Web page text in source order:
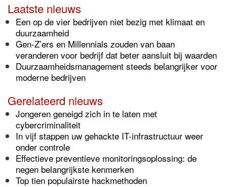
Laatste nieuws
Een op de vier bedrijven niet bezig met klimaat en
duurzaamheid
Gen-Z’ers en Millennials zouden van baan
veranderen voor bedrijf dat beter aansluit bij waarden
Duurzaamheidsmanagement steeds belangrijker voor
moderne bedrijven
Gerelateerd nieuws
Jongeren geneigd zich in te laten met
cybercriminaliteit
In vijf stappen uw gehackte IT-infrastructuur weer
onder controle
Effectieve preventieve monitoringsoplossing: de
negen belangrijkste kenmerken
Top tien populairste hackmethoden